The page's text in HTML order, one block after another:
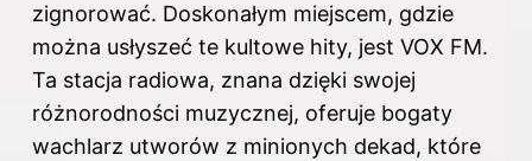
zignorować. Doskonałym miejscem, gdzie
można usłyszeć te kultowe hity, jest VOX FM.
Ta stacja radiowa, znana dzięki swojej
różnorodności muzycznej, oferuje bogaty
wachlarz utworów z minionych dekad, które